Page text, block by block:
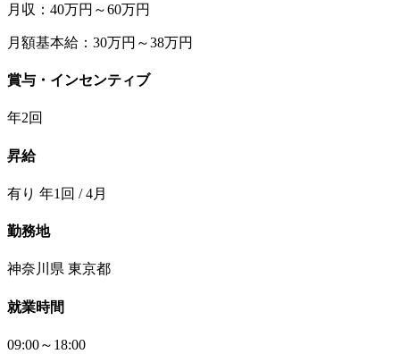
月収：40万円～60万円
月額基本給：30万円～38万円
賞与・インセンティブ
年2回
昇給
有り 年1回 / 4月
勤務地
神奈川県 東京都
就業時間
09:00～18:00